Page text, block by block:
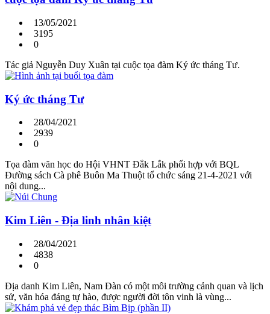
13/05/2021
3195
0
Tác giả Nguyễn Duy Xuân tại cuộc tọa đàm Ký ức tháng Tư.
Ký ức tháng Tư
28/04/2021
2939
0
Tọa đàm văn học do Hội VHNT Đắk Lắk phối hợp với BQL
Đường sách Cà phê Buôn Ma Thuột tổ chức sáng 21-4-2021 với
nội dung...
Kim Liên - Địa linh nhân kiệt
28/04/2021
4838
0
Địa danh Kim Liên, Nam Đàn có một môi trường cảnh quan và lịch
sử, văn hóa đáng tự hào, được người đời tôn vinh là vùng...